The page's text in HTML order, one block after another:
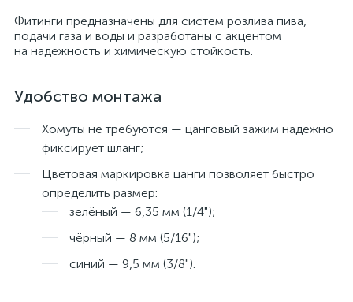
Фитинги предназначены для систем розлива пива,
подачи газа и воды и разработаны с акцентом
на надёжность и химическую стойкость.
Удобство монтажа
Хомуты не требуются — цанговый зажим надёжно
фиксирует шланг;
Цветовая маркировка цанги позволяет быстро
определить размер:
зелёный — 6,35 мм (1/4");
чёрный — 8 мм (5/16");
синий — 9,5 мм (3/8").